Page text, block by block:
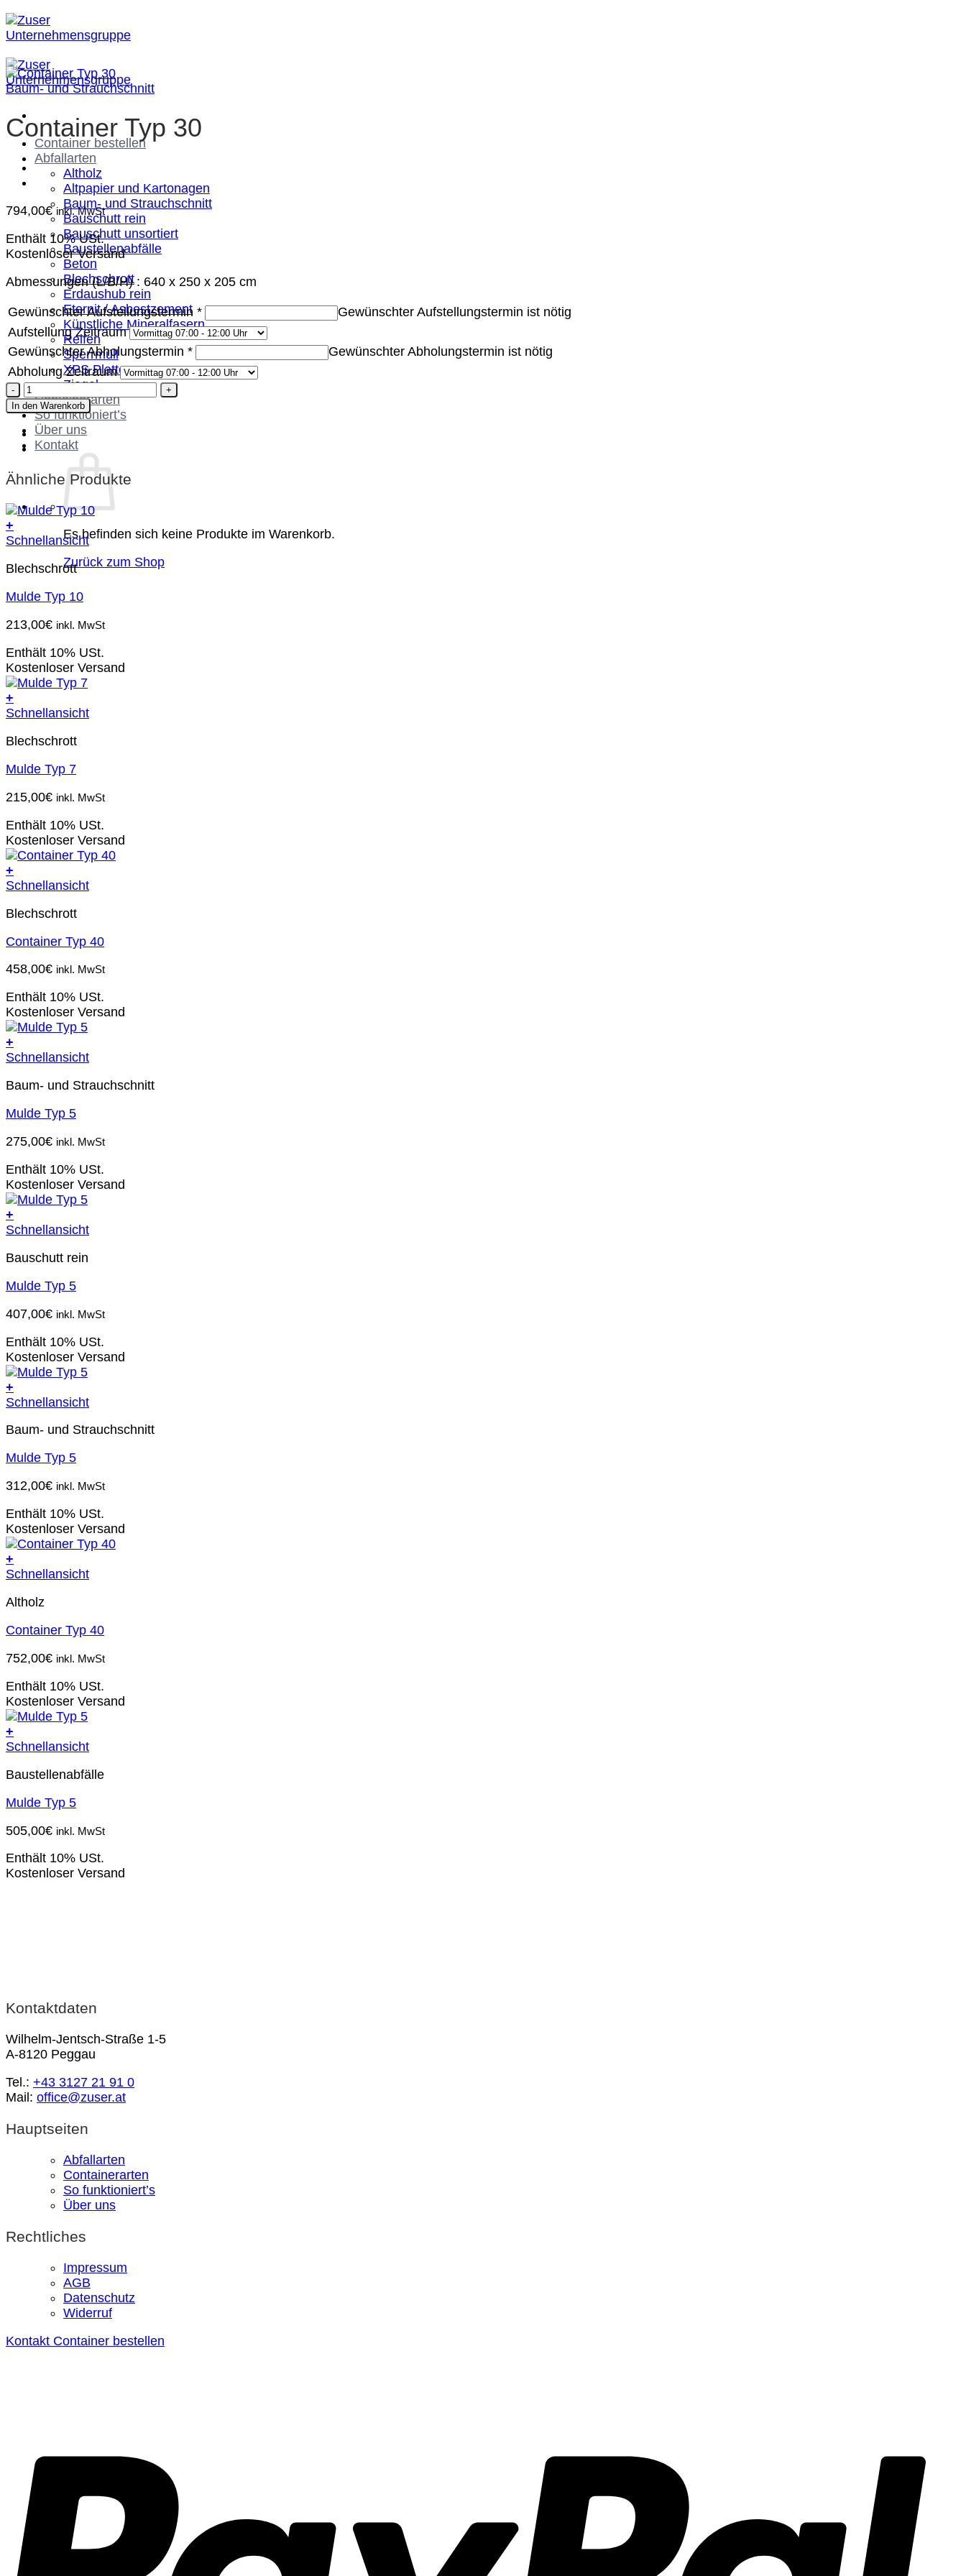
Zum
Inhalt
springen
Container bestellen
Abfallarten
Altholz
Altpapier und Kartonagen
Baum- und Strauchschnitt
Bauschutt rein
Bauschutt unsortiert
Baustellenabfälle
Beton
Blechschrott
Erdaushub rein
Eternit / Asbestzement
Künstliche Mineralfasern
Reifen
Sperrmüll
XPS Platten
Ziegel
Containerarten
So funktioniert’s
Über uns
Kontakt
Es befinden sich keine Produkte im Warenkorb.
Zurück zum Shop
Baum- und Strauchschnitt
Container Typ 30
794,00€ inkl. MwSt
Enthält 10% USt.
Kostenloser Versand
Abmessungen (L/B/H) : 640 x 250 x 205 cm
Gewünschter Aufstellungstermin *
Gewünschter Aufstellungstermin ist nötig
Aufstellung Zeitraum
Gewünschter Abholungstermin *
Gewünschter Abholungstermin ist nötig
Abholung Zeitraum
Container
Typ
30
Menge
In den Warenkorb
Ähnliche Produkte
+
Schnellansicht
Blechschrott
Mulde Typ 10
213,00€ inkl. MwSt
Enthält 10% USt.
Kostenloser Versand
+
Schnellansicht
Blechschrott
Mulde Typ 7
215,00€ inkl. MwSt
Enthält 10% USt.
Kostenloser Versand
+
Schnellansicht
Blechschrott
Container Typ 40
458,00€ inkl. MwSt
Enthält 10% USt.
Kostenloser Versand
+
Schnellansicht
Baum- und Strauchschnitt
Mulde Typ 5
275,00€ inkl. MwSt
Enthält 10% USt.
Kostenloser Versand
+
Schnellansicht
Bauschutt rein
Mulde Typ 5
407,00€ inkl. MwSt
Enthält 10% USt.
Kostenloser Versand
+
Schnellansicht
Baum- und Strauchschnitt
Mulde Typ 5
312,00€ inkl. MwSt
Enthält 10% USt.
Kostenloser Versand
+
Schnellansicht
Altholz
Container Typ 40
752,00€ inkl. MwSt
Enthält 10% USt.
Kostenloser Versand
+
Schnellansicht
Baustellenabfälle
Mulde Typ 5
505,00€ inkl. MwSt
Enthält 10% USt.
Kostenloser Versand
Kontaktdaten
Wilhelm-Jentsch-Straße 1-5
A-8120 Peggau
Tel.: +43 3127 21 91 0
Mail: office@zuser.at
Hauptseiten
Abfallarten
Containerarten
So funktioniert’s
Über uns
Rechtliches
Impressum
AGB
Datenschutz
Widerruf
Kontakt Container bestellen